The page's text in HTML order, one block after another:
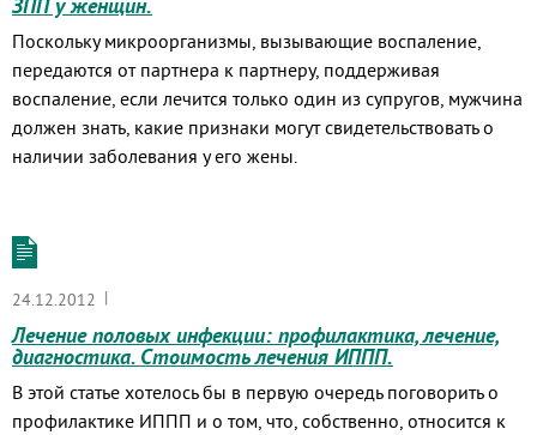
Поскольку микроорганизмы, вызывающие воспаление,
передаются от партнера к партнеру, поддерживая
воспаление, если лечится только один из супругов, мужчина
должен знать, какие признаки могут свидетельствовать о
наличии заболевания у его жены.
24.12.2012 |
Лечение половых инфекции: профилактика, лечение,
диагностика. Стоимость лечения ИППП.
В этой статье хотелось бы в первую очередь поговорить о
профилактике ИППП и о том, что, собственно, относится к